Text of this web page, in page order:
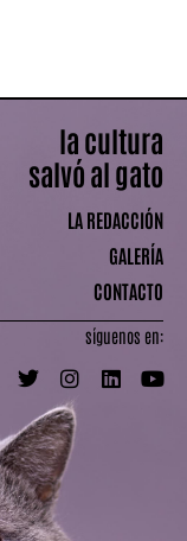
la cultura
salvó al gato
LA REDACCIÓN
GALERÍA
CONTACTO
síguenos en: